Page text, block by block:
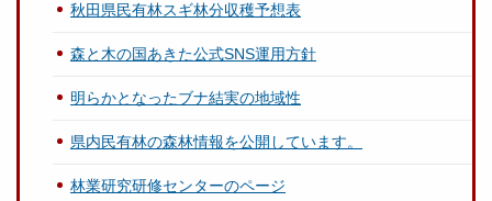
秋田県民有林スギ林分収穫予想表
森と木の国あきた公式SNS運用方針
明らかとなったブナ結実の地域性
県内民有林の森林情報を公開しています。
林業研究研修センターのページ